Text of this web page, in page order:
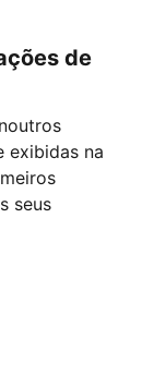
de
exibidas na
seus